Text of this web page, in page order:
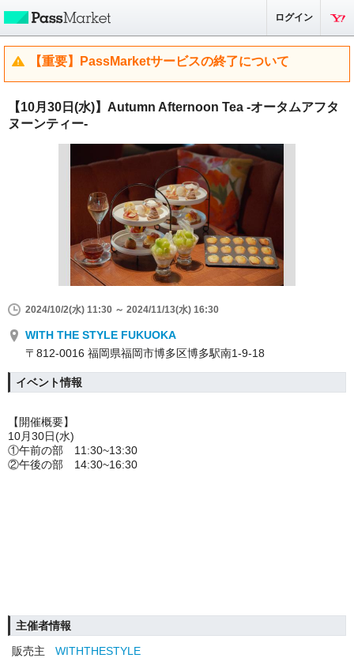
ログイン
【重要】PassMarketサービスの終了について
【10月30日(水)】Autumn Afternoon Tea -オータムアフタ
ヌーンティー-
2024/10/2(水) 11:30 ～ 2024/11/13(水) 16:30
WITH THE STYLE FUKUOKA
〒812-0016 福岡県福岡市博多区博多駅南1-9-18
イベント情報
【開催概要】
10月30日(水)
①午前の部 11:30~13:30
②午後の部 14:30~16:30
主催者情報
販売主
WITHTHESTYLE